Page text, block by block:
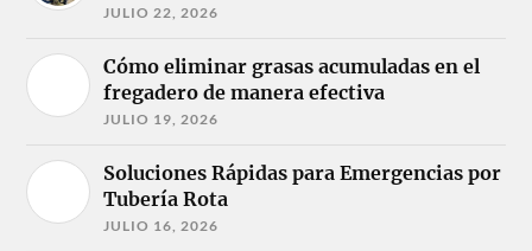
JULIO 22, 2026
Cómo eliminar grasas acumuladas en el
fregadero de manera efectiva
JULIO 19, 2026
Soluciones Rápidas para Emergencias por
Tubería Rota
JULIO 16, 2026